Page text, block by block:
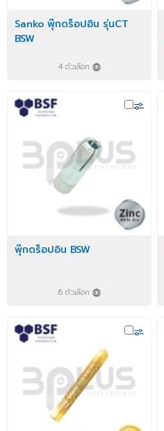
Sanko พุ๊กดร็อปอิน รุ่นCT
BSW
4 ตัวเลือก
พุ๊กดร็อปอิน BSW
6 ตัวเลือก